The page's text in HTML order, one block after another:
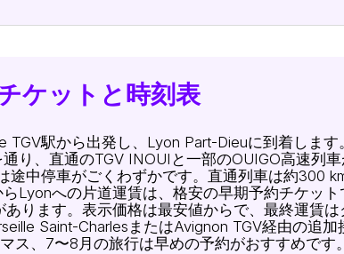
ケットと時刻表
駅から出発し、Lyon Part-Dieuに到着しま
り、直通のTGV INOUIと一部のOUIGO高速列
中停車がごくわずかです。直通列車は約300
Lyonへの片道運賃は、格安の早期予約チケッ
ります。表示価格は最安値からで、最終運賃
Saint-CharlesまたはAvignon TGV経由の追
ス、7〜8月の旅行は早めの予約がおすすめです。